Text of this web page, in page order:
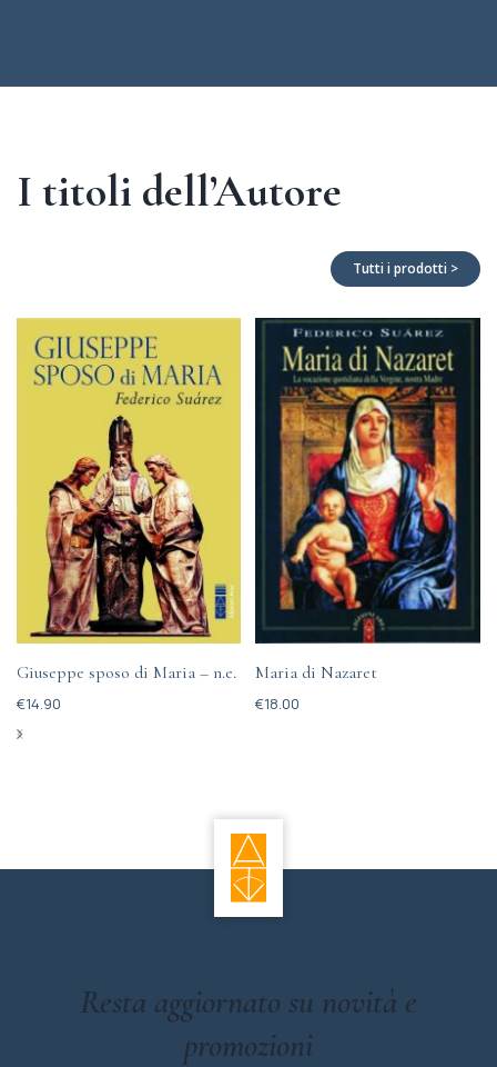
I titoli dell’Autore
Tutti i prodotti >
Giuseppe sposo di Maria – n.e.
€14.90
Maria di Nazaret
€18.00
Resta aggiornato su novità e
promozioni